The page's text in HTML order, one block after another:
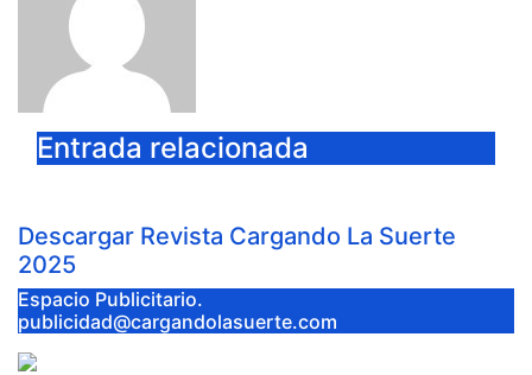
Entrada relacionada
Descargar Revista Cargando La Suerte
2025
Espacio Publicitario.
publicidad@cargandolasuerte.com